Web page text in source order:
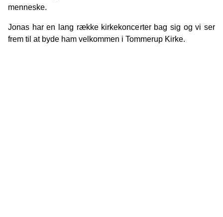
menneske.
Jonas har en lang række kirkekoncerter bag sig og vi ser
frem til at byde ham velkommen i Tommerup Kirke.